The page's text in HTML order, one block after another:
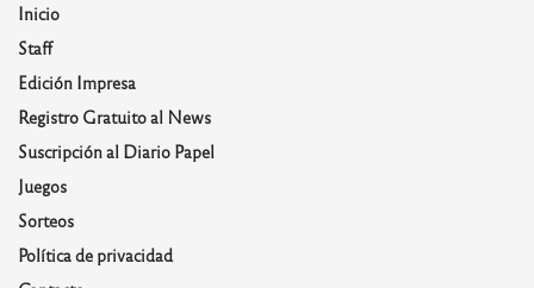
Inicio
Staff
Edición Impresa
Registro Gratuito al News
Suscripción al Diario Papel
Juegos
Sorteos
Política de privacidad